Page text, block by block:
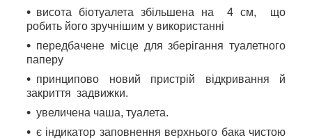
висота біотуалета збільшена на 4 см, що
робить його зручнішим у використанні
передбачене місце для зберігання туалетного
паперу
принципово новий пристрій відкривання й
закриття задвижки.
увеличена чаша, туалета.
є індикатор заповнення верхнього бака чистою